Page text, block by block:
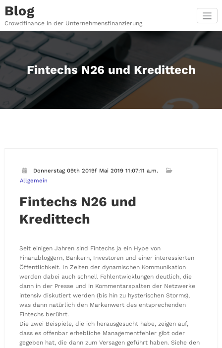
Inhalt
springen
Blog
Crowdfinance in der Unternehmensfinanzierung
Fintechs N26 und Kredittech
Donnerstag 09th 2019f Mai 2019 11:07:11 a.m.
Allgemein
Fintechs N26 und
Kredittech
Seit einigen Jahren sind Fintechs ja ein Hype von
Finanzbloggern, Bankern, Investoren und einer interessierten
Öffentlichkeit. In Zeiten der dynamischen Kommunikation
werden dabei auch schnell Fehlentwicklungen deutlich, die
dann in der Presse und in Kommentarspalten der Netzwerke
intensiv diskutiert werden (bis hin zu hysterischen Storms),
was dann natürlich den Markenwert des entsprechenden
Fintechs berührt.
Die zwei Beispiele, die ich herausgesucht habe, zeigen auf,
dass es offenbar erhebliche Managementfehler gibt oder
gegeben hat, die dann zum Versagen geführt haben. Siehe den